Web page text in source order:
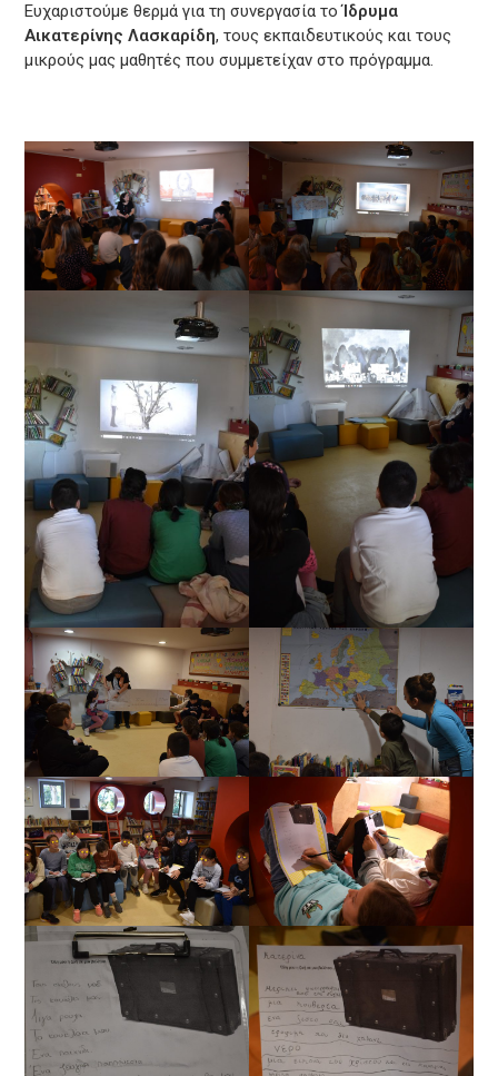
Ευχαριστούμε θερμά για τη συνεργασία τοΊδρυμα
Αικατερίνης Λασκαρίδη, τους εκπαιδευτικούς και τους
μικρούς μας μαθητές που συμμετείχαν στο πρόγραμμα.